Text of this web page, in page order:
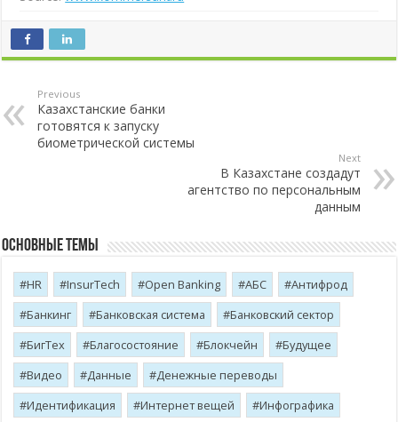
Previous
Казахстанские банки
готовятся к запуску
биометрической системы
Next
В Казахстане создадут
агентство по персональным
данным
Основные темы
HR InsurTech Open Banking АБС
Антифрод
Банкинг
Банковская система
Банковский сектор
БигТех
Благосостояние Блокчейн
Будущее
Видео
Данные
Денежные переводы
Идентификация
Интернет вещей
Инфографика